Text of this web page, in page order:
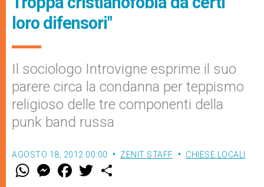
loro difensori"
Il sociologo Introvigne esprime il suo
parere circa la condanna per teppismo
religioso delle tre componenti della
punk band russa
AGOSTO 18, 2012 00:00 ZENIT STAFF CHIESE LOCALI
W M
e
F
a w